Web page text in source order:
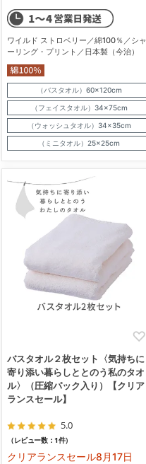
ワイルド ストロベリー／綿100％／シャ
ーリング・プリント／日本製（今治）
（バスタオル）60×120cm
（フェイスタオル）34×75cm
（ウォッシュタオル）34×35cm
（ミニタオル）25×25cm
バスタオル２枚セット〈気持ちに
寄り添い暮らしととのう私のタオ
ル〉（圧縮パック入り）【クリア
ランスセール】
5.0
（レビュー数：1件）
クリアランスセール8月17日